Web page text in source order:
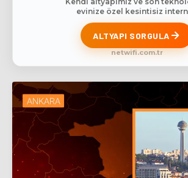
evinize özel kesintisiz
ALTYAPI SORGULA
netwifi.com.tr